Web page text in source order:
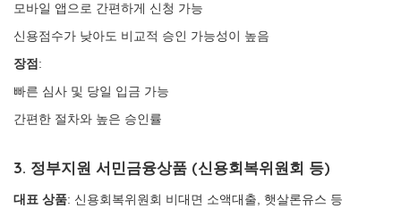
모바일 앱으로 간편하게 신청 가능
신용점수가 낮아도 비교적 승인 가능성이 높음
장점 :
빠른 심사 및 당일 입금 가능
간편한 절차와 높은 승인률
3. 정부지원 서민금융상품 (신용회복위원회 등)
대표 상품: 신용회복위원회 비대면 소액대출, 햇살론유스 등